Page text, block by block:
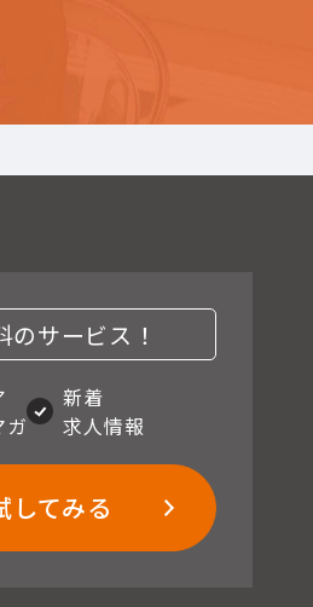
のサービス！
ガ
新着
求人情報
してみる